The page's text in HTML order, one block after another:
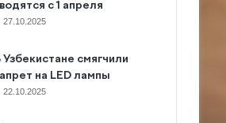
с 1 апреля
27.10.2025
Узбекистане смягчили
на LED лампы
22.10.2025